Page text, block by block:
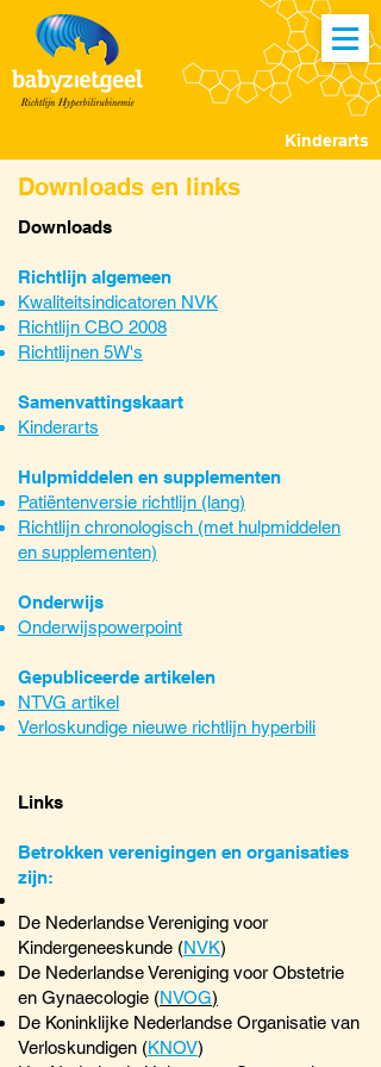
Kinderarts
Downloads en links
Downloads
Richtlijn algemeen
Kwaliteitsindicatoren NVK
Richtlijn CBO 2008
Richtlijnen 5W's
Samenvattingskaart
Kinderarts
Hulpmiddelen en supplementen
Patiëntenversie richtlijn (lang)
Richtlijn chronologisch (met hulpmiddelen
en supplementen)
Onderwijs
Onderwijspowerpoint
Gepubliceerde artikelen
NTVG artikel
Verloskundige nieuwe richtlijn hyperbili
Links
Betrokken verenigingen en organisaties
zijn:
De Nederlandse Vereniging voor
Kindergeneeskunde (NVK)
De Nederlandse Vereniging voor Obstetrie
en Gynaecologie (NVOG)
De Koninklijke Nederlandse Organisatie van
Verloskundigen (KNOV)